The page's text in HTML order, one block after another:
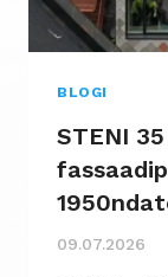
BLOGI
STENI
09.07.2026